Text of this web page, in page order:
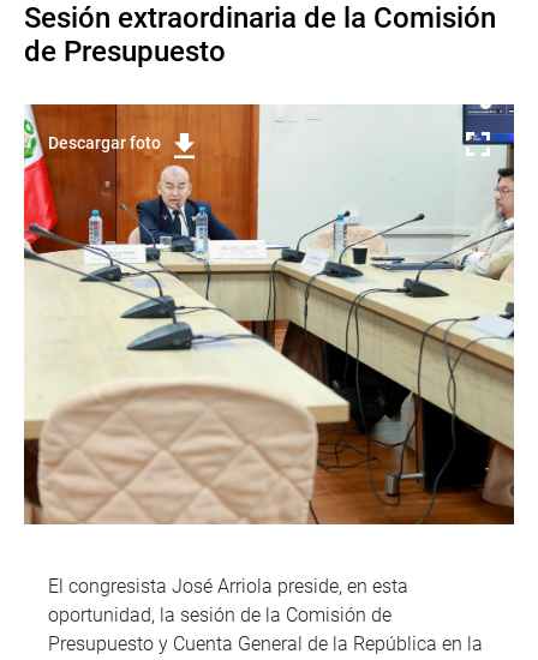
Sesión extraordinaria de la Comisión
de Presupuesto
Descargar foto
El congresista José Arriola preside, en esta
oportunidad, la sesión de la Comisión de
Presupuesto y Cuenta General de la República en la